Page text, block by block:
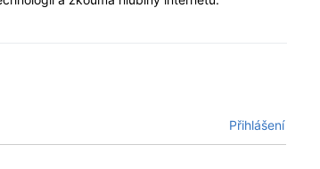
Přihlášení